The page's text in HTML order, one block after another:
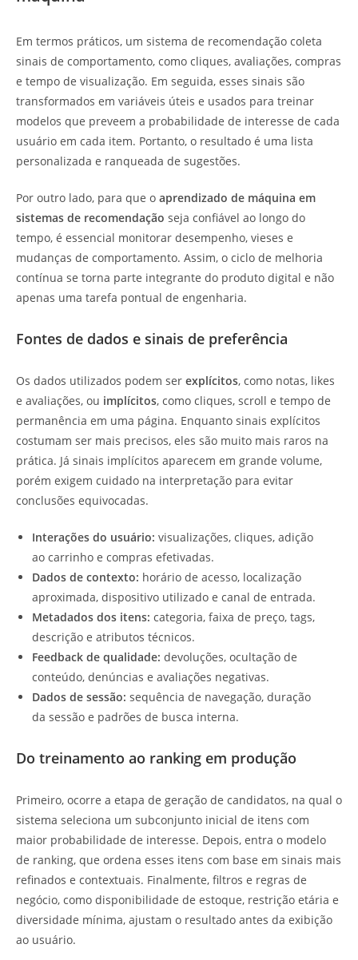
Em termos práticos, um sistema de recomendação coleta
sinais de comportamento, como cliques, avaliações, compras
e tempo de visualização. Em seguida, esses sinais são
transformados em variáveis úteis e usados para treinar
modelos que preveem a probabilidade de interesse de cada
usuário em cada item. Portanto, o resultado é uma lista
personalizada e ranqueada de sugestões.
Por outro lado, para que o aprendizado de máquina em
sistemas de recomendação seja confiável ao longo do
tempo, é essencial monitorar desempenho, vieses e
mudanças de comportamento. Assim, o ciclo de melhoria
contínua se torna parte integrante do produto digital e não
apenas uma tarefa pontual de engenharia.
Fontes de dados e sinais de preferência
Os dados utilizados podem ser explícitos, como notas, likes
e avaliações, ou implícitos, como cliques, scroll e tempo de
permanência em uma página. Enquanto sinais explícitos
costumam ser mais precisos, eles são muito mais raros na
prática. Já sinais implícitos aparecem em grande volume,
porém exigem cuidado na interpretação para evitar
conclusões equivocadas.
Interações do usuário: visualizações, cliques, adição
ao carrinho e compras efetivadas.
Dados de contexto: horário de acesso, localização
aproximada, dispositivo utilizado e canal de entrada.
Metadados dos itens: categoria, faixa de preço, tags,
descrição e atributos técnicos.
Feedback de qualidade: devoluções, ocultação de
conteúdo, denúncias e avaliações negativas.
Dados de sessão: sequência de navegação, duração
da sessão e padrões de busca interna.
Do treinamento ao ranking em produção
Primeiro, ocorre a etapa de geração de candidatos, na qual o
sistema seleciona um subconjunto inicial de itens com
maior probabilidade de interesse. Depois, entra o modelo
de ranking, que ordena esses itens com base em sinais mais
refinados e contextuais. Finalmente, filtros e regras de
negócio, como disponibilidade de estoque, restrição etária e
diversidade mínima, ajustam o resultado antes da exibição
ao usuário.